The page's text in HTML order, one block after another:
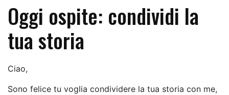
Oggi ospite: condividi la
tua storia
Ciao,
Sono felice tu voglia condividere la tua storia con me,